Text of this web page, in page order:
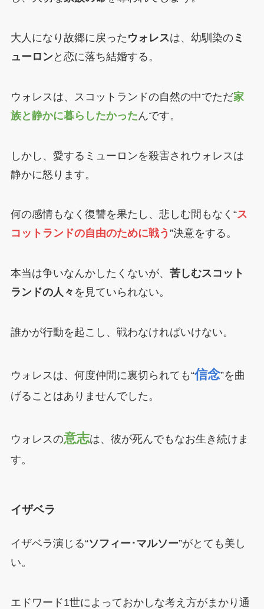
大人になり故郷に戻った ウォレスは、幼馴染のミ
ューロンと恋に落ち結婚する。
ウォレスは、スコットランドの自然の中でただ家
族と静かに暮らしたかったんです。
しかし、愛するミューロンを殺害されウォレスは
静かに怒ります。
何の感情もなく復讐を果たし、悲しむ間もなく“ス
コットランドの自由のために戦う ”決意をする。
本当は争いなんかしたくないが、 苦しむスコット
ランドの人々 を見ていられない。
誰かが行動を起こし、戦わなければいけない。
ウォレスは、何度仲間に裏切られても“信念”を曲
げることはありませんでした。
ウォレスの意志は、彼が死んでもなお生き続けま
す。
イザベラ
イザベラ演じる“ソフィー･マルソー”がとても美し
い。
エドワード1世によっておかしな考え方がまかり通